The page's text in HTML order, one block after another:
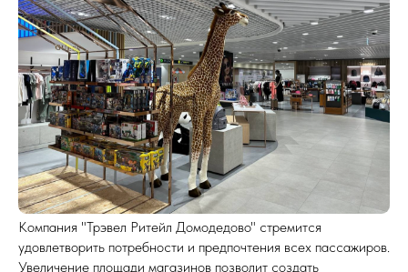
Компания "Трэвел Ритейл Домодедово" стремится
удовлетворить потребности и предпочтения всех пассажиров.
Увеличение площади магазинов позволит создать